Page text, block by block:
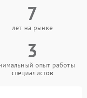
7
лет на рынке
3
опыт работы
специалистов